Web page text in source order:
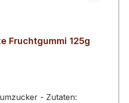
Fruchtgummi 125g
- Zutaten: